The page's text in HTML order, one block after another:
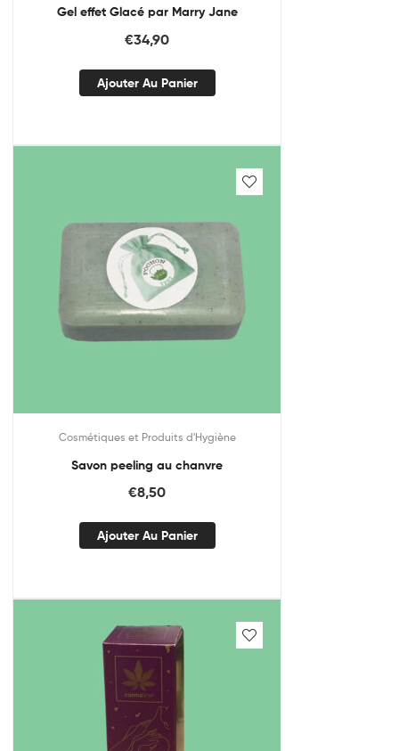
Gel effet Glacé par Marry Jane
€34,90
Ajouter Au Panier
Cosmétiques et Produits d'Hygiène
Savon peeling au chanvre
€8,50
Ajouter Au Panier